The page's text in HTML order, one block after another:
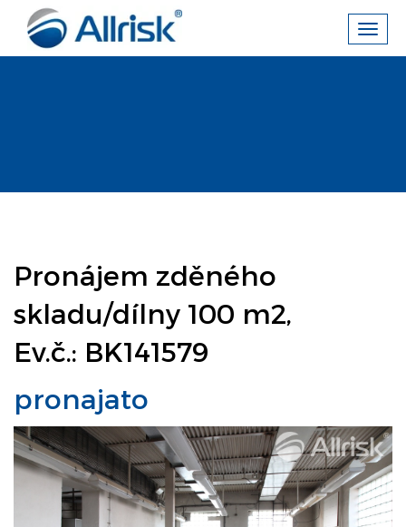
Pronájem zděného
skladu/dílny 100 m2,
Ev.č.: BK141579
pronajato